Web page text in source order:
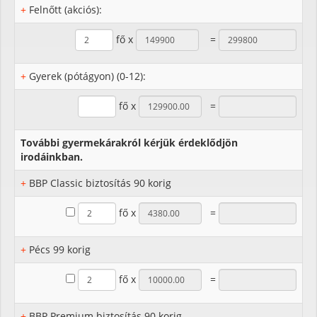
+ Felnőtt (akciós):
fő x =
+ Gyerek (pótágyon) (0-12):
fő x =
További gyermekárakról kérjük érdeklődjön
irodáinkban.
+
BBP Classic biztosítás 90 korig
fő x =
+ Pécs 99 korig
fő x =